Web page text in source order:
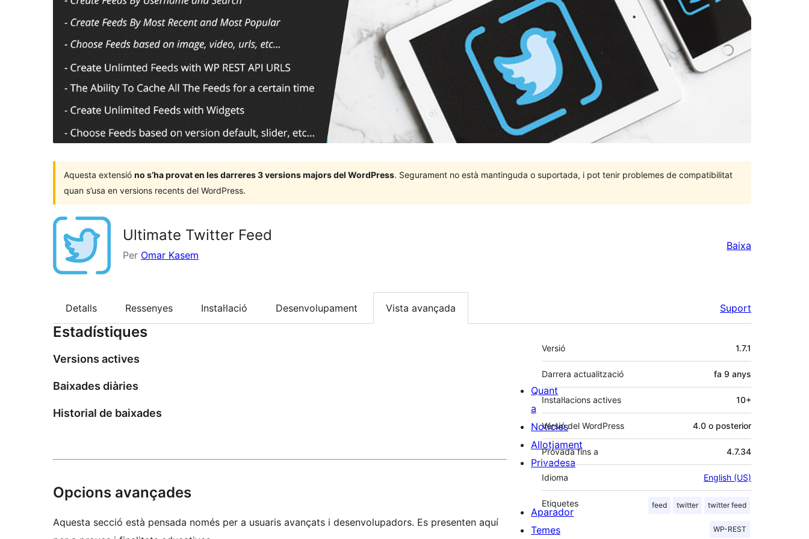
Aquesta extensió no s’ha provat en les darreres 3 versions majors del WordPress. Segurament no està mantinguda o suportada, i pot tenir problemes de compatibilitat
quan s’usa en versions recents del WordPress.
Ultimate Twitter Feed
Per Omar Kasem
Baixa
Detalls Ressenyes Instal·lació Desenvolupament Vista avançada Suport
Estadístiques
Versions actives
Baixades diàries
Historial de baixades
Opcions avançades
Aquesta secció està pensada només per a usuaris avançats i desenvolupadors. Es presenten aquí
Meta
Versió 1.7.1
Darrera actualització fa 9 anys
Instal·lacions actives 10+
Versió del WordPress 4.0 o posterior
Provada fins a 4.7.34
Idioma English (US)
Etiquetes feed twitter twitter feed
WP-REST
Quant
a
Notícies
Allotjament
Privadesa
Aparador
Temes